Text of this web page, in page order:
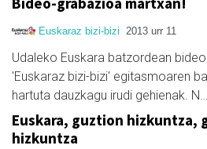
Euskaraz bizi-bizi 2013 urr 11
Udaleko Euskara batzordean
'Euskaraz bizi-bizi' egitasmoaren
hartuta dauzkagu irudi gehienak. N…
Euskara, guztion hizkuntza,
hizkuntza